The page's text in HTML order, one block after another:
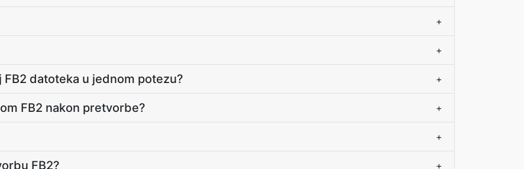
+
+
datoteka u jednom potezu? +
FB2 nakon pretvorbe? +
+
FB2? +